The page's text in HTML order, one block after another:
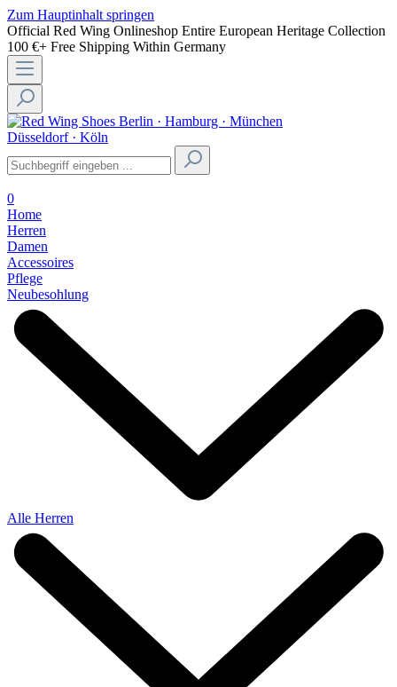
Zum Hauptinhalt springen
Official Red Wing Onlineshop Entire European Heritage Collection
100 €+ Free Shipping Within Germany
Berlin · Hamburg · München
Düsseldorf · Köln
0
Home
Herren
Damen
Accessoires
Pflege
Neubesohlung
Alle Herren